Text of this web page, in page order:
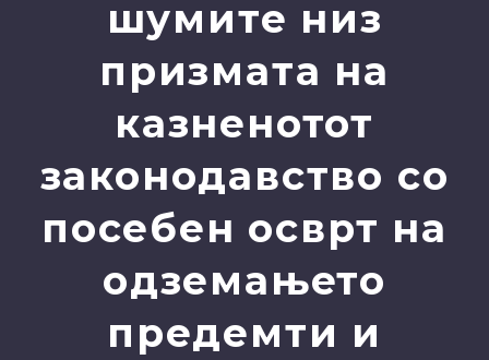
шумите низ
призмата на
казненотот
законодавство со
посебен осврт на
одземањето
предемти и